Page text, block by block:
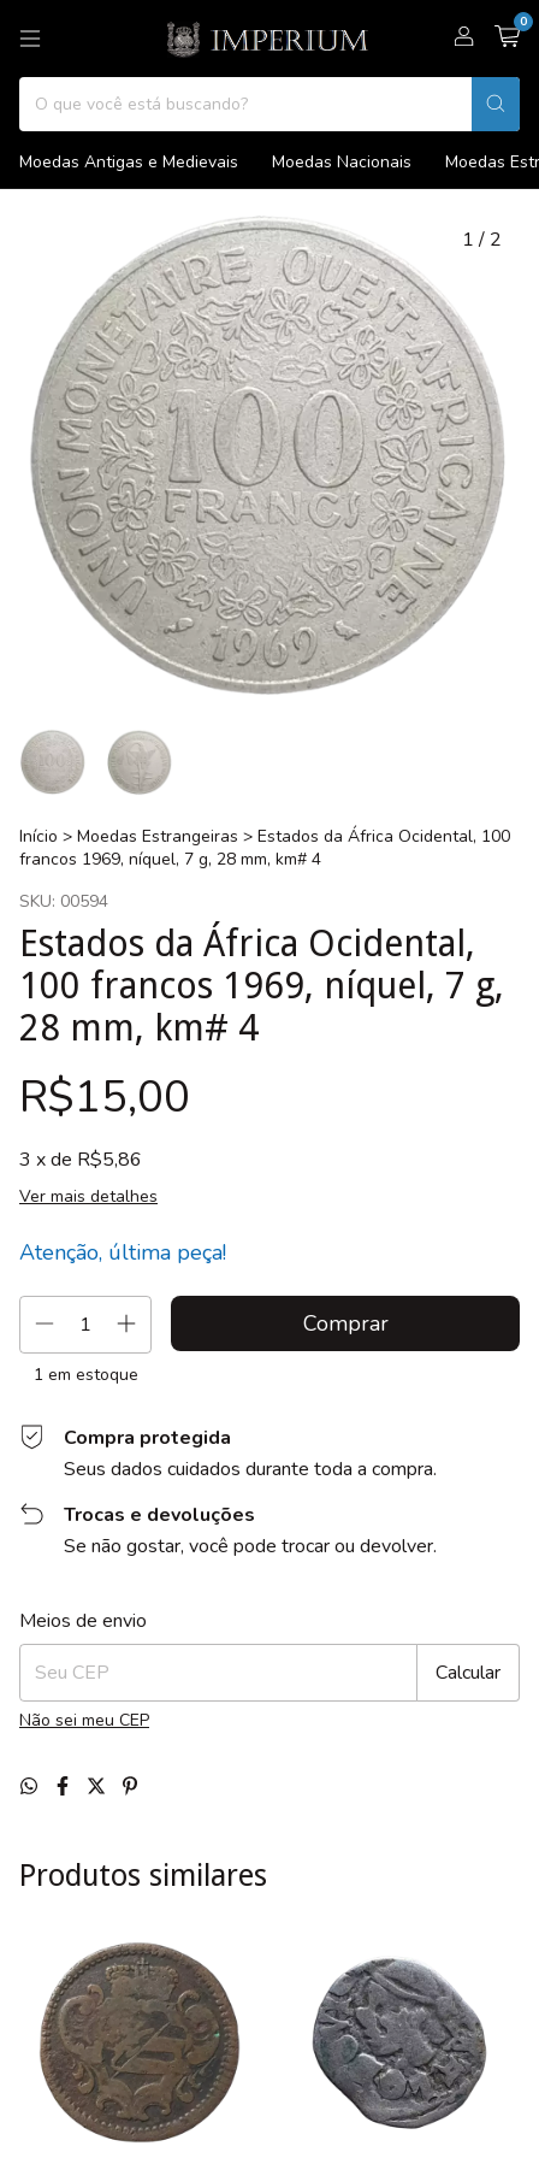
0
Moedas Antigas e Medievais Moedas Nacionais Moedas
1/ 2
Início > Moedas Estrangeiras > Estados da África Ocidental, 100
francos 1969, níquel, 7 g, 28 mm, km# 4
SKU: 00594
Estados da África Ocidental,
100 francos 1969, níquel, 7 g,
28 mm, km# 4
R$15,00
3 x de R$5,86
Ver mais detalhes
Atenção, última peça!
1 em estoque
Compra protegida
Seus dados cuidados durante toda a compra.
Trocas e devoluções
Se não gostar, você pode trocar ou devolver.
Entregas para o CEP:
Meios de envio
Calcular
Não sei meu CEP
Produtos similares